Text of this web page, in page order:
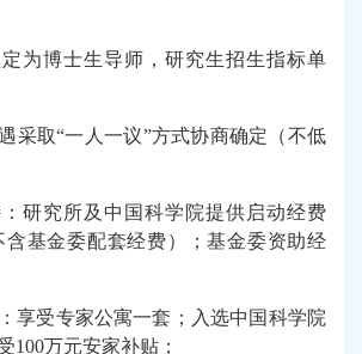
为博士生导师，研究生招生指标单
采取“一人一议”方式协商确定（不低
研究所及中国科学院提供启动经费
含基金委配套经费）；基金委资助经
享受专家公寓一套；入选中国科学院
100万元安家补贴；